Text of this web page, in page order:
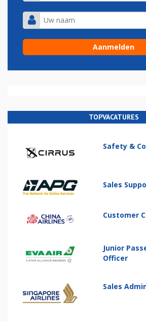
TOPVACATURES
Safety &
Sales
Customer
Junior
Officer
Sales